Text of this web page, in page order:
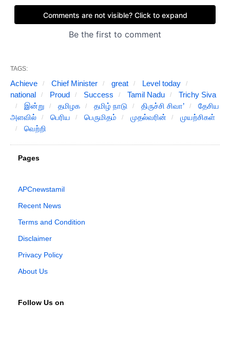
TAGS:
Achieve Chief Minister great
Level today
national
Proud Success Tamil Nadu
Trichy Siva
இன்று
தமிழக தமிழ் நாடு திருச்சி சிவா’
தேசிய
அளவில்
பெரிய பெருமிதம் முதல்வரின்
முயற்சிகள்
வெற்றி
Pages
APCnewstamil
Recent News
Terms and Condition
Disclaimer
Privacy Policy
About Us
Follow Us on